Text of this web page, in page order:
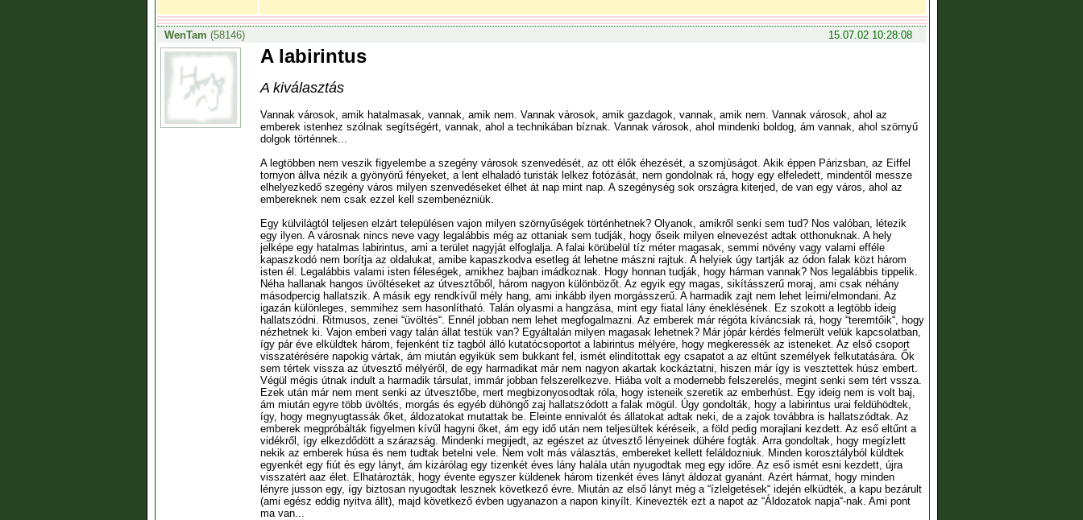
WenTam (58146) 15.07.02 10:28:08
A labirintus
A kiválasztás
Vannak városok, amik hatalmasak, vannak, amik nem. Vannak városok, amik gazdagok, vannak, amik nem. Vannak városok, ahol az
emberek istenhez szólnak segítségért, vannak, ahol a technikában bíznak. Vannak városok, ahol mindenki boldog, ám vannak, ahol szörnyű
dolgok történnek...
A legtöbben nem veszik figyelembe a szegény városok szenvedését, az ott élők éhezését, a szomjúságot. Akik éppen Párizsban, az Eiffel
tornyon állva nézik a gyönyörű fényeket, a lent elhaladó turisták lelkez fotózását, nem gondolnak rá, hogy egy elfeledett, mindentől messze
elhelyezkedő szegény város milyen szenvedéseket élhet át nap mint nap. A szegénység sok országra kiterjed, de van egy város, ahol az
embereknek nem csak ezzel kell szembenézniük.
Egy külvilágtól teljesen elzárt településen vajon milyen szörnyűségek történhetnek? Olyanok, amikről senki sem tud? Nos valóban, létezik
egy ilyen. A városnak nincs neve vagy legalábbis még az ottaniak sem tudják, hogy őseik milyen elnevezést adtak otthonuknak. A hely
jelképe egy hatalmas labirintus, ami a terület nagyját elfoglalja. A falai körübelül tíz méter magasak, semmi növény vagy valami efféle
kapaszkodó nem borítja az oldalukat, amibe kapaszkodva esetleg át lehetne mászni rajtuk. A helyiek úgy tartják az ódon falak közt három
isten él. Legalábbis valami isten féleségek, amikhez bajban imádkoznak. Hogy honnan tudják, hogy hárman vannak? Nos legalábbis tippelik.
Néha hallanak hangos üvöltéseket az útvesztőből, három nagyon különbözőt. Az egyik egy magas, sikításszerű moraj, ami csak néhány
másodpercig hallatszik. A másik egy rendkívűl mély hang, ami inkább ilyen morgásszerű. A harmadik zajt nem lehet leírni/elmondani. Az
igazán különleges, semmihez sem hasonlítható. Talán olyasmi a hangzása, mint egy fiatal lány éneklésének. Ez szokott a legtöbb ideig
hallatszódni. Ritmusos, zenei “üvöltés“. Ennél jobban nem lehet megfogalmazni. Az emberek már régóta kíváncsiak rá, hogy “teremtőik“, hogy
nézhetnek ki. Vajon emberi vagy talán állat testük van? Egyáltalán milyen magasak lehetnek? Már jópár kérdés felmerült velük kapcsolatban,
így pár éve elküldtek három, fejenként tíz tagból álló kutatócsoportot a labirintus mélyére, hogy megkeressék az isteneket. Az első csoport
visszatérésére napokig vártak, ám miután egyikük sem bukkant fel, ismét elindítottak egy csapatot a az eltűnt személyek felkutatására. Ők
sem tértek vissza az útvesztő mélyéről, de egy harmadikat már nem nagyon akartak kockáztatni, hiszen már így is vesztettek húsz embert.
Végül mégis útnak indult a harmadik társulat, immár jobban felszerelkezve. Hiába volt a modernebb felszerelés, megint senki sem tért vssza.
Ezek után már nem ment senki az útvesztőbe, mert megbizonyosodtak róla, hogy isteneik szeretik az emberhúst. Egy ideig nem is volt baj,
ám miután egyre több üvöltés, morgás és egyéb dühöngő zaj hallatszódott a falak mögül. Úgy gondolták, hogy a labirintus urai feldühödtek,
így, hogy megnyugtassák őket, áldozatokat mutattak be. Eleinte ennivalót és állatokat adtak neki, de a zajok továbbra is hallatszódtak. Az
emberek megpróbálták figyelmen kívűl hagyni őket, ám egy idő után nem teljesültek kéréseik, a föld pedig morajlani kezdett. Az eső eltűnt a
vidékről, így elkezdődött a szárazság. Mindenki megijedt, az egészet az útvesztő lényeinek dühére fogták. Arra gondoltak, hogy megízlett
nekik az emberek húsa és nem tudtak betelni vele. Nem volt más választás, embereket kellett feláldozniuk. Minden korosztályból küldtek
egyenkét egy fiút és egy lányt, ám kizárólag egy tizenkét éves lány halála után nyugodtak meg egy időre. Az eső ismét esni kezdett, újra
visszatért aaz élet. Elhatározták, hogy évente egyszer küldenek három tizenkét éves lányt áldozat gyanánt. Azért hármat, hogy minden
lényre jusson egy, így biztosan nyugodtak lesznek következő évre. Miután az első lányt még a “ízlelgetések“ idején elküdték, a kapu bezárult
(ami egész eddig nyitva állt), majd következő évben ugyanazon a napon kinyílt. Kinevezték ezt a napot az “Áldozatok napja“-nak. Ami pont
ma van...